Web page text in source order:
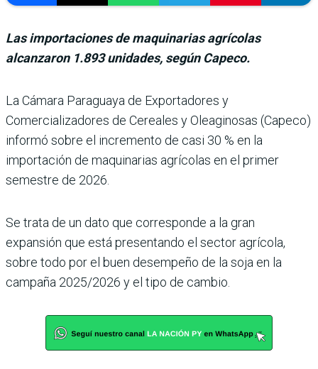
Las importaciones de maquinarias agrícolas
alcanzaron 1.893 unidades, según Capeco.
La Cámara Paraguaya de Exportadores y
Comercializadores de Cereales y Oleaginosas (Capeco)
informó sobre el incremento de casi 30 % en la
importación de maquina­rias agrícolas en el primer
semestre de 2026.
Se trata de un dato que corres­ponde a la gran
expansión que está presentando el sec­tor agrícola,
sobre todo por el buen desempeño de la soja en la
campaña 2025/2026 y el tipo de cambio.